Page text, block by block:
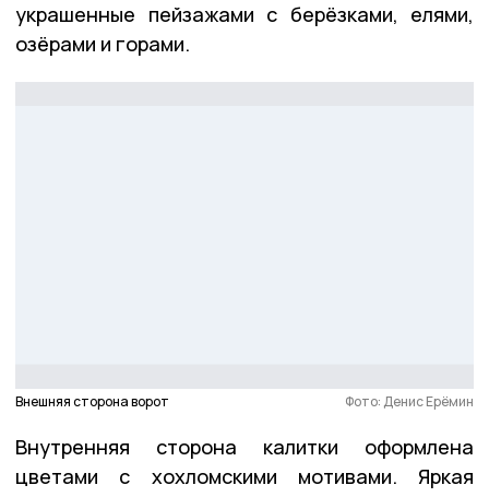
украшенные пейзажами с берёзками, елями,
озёрами и горами.
Внешняя сторона ворот Фото: Денис Ерёмин
Внутренняя сторона калитки оформлена
цветами с хохломскими мотивами. Яркая